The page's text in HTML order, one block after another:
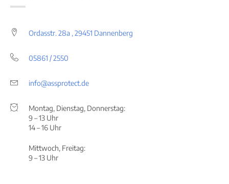
Ordasstr. 28a , 29451 Dannenberg
05861 / 2550
info@assprotect.de
Montag, Dienstag, Donnerstag:
9 – 13 Uhr
14 – 16 Uhr
Mittwoch, Freitag:
9 – 13 Uhr